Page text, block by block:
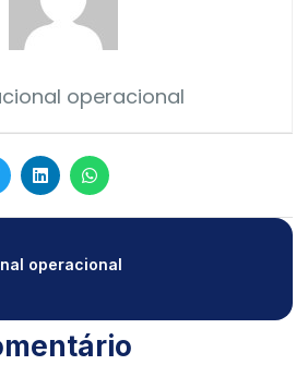
operacional
operacional